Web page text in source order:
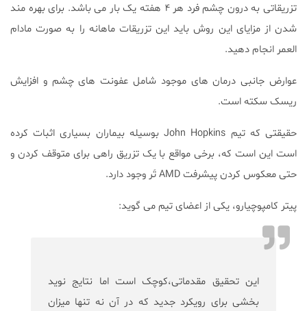
تزریقاتی به درون چشم فرد هر ۴ هفته یک بار می باشد. برای بهره مند
شدن از مزایای این روش باید این تزریقات ماهانه را به صورت مادام
العمر انجام دهید.
عوارض جانبی درمان های موجود شامل عفونت های چشم و افزایش
ریسک سکته است.
حقیقتی که تیم John Hopkins بوسیله بیماران بسیاری اثبات کرده
است این است که، برخی مواقع با یک تزریق راهی برای متوقف کردن و
حتی معکوس کردن پیشرفت AMD تَر وجود دارد.
پیتر کامپوچیارو، یکی از اعضای تیم می گوید:
این تحقیق مقدماتی،کوچک است اما نتایج نوید
بخشی برای رویکرد جدید که در آن نه تنها میزان